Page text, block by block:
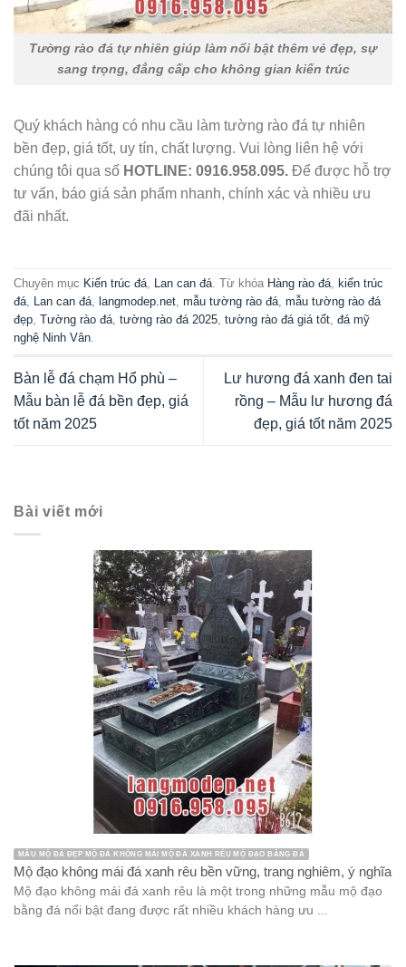
Tường rào đá tự nhiên giúp làm nổi bật thêm vẻ đẹp, sự
sang trọng, đẳng cấp cho không gian kiến trúc
Quý khách hàng có nhu cầu làm tường rào đá tự nhiên
bền đẹp, giá tốt, uy tín, chất lượng. Vui lòng liên hệ với
chúng tôi qua số HOTLINE: 0916.958.095. Để được hỗ trợ
tư vấn, báo giá sản phẩm nhanh, chính xác và nhiều ưu
đãi nhất.
Chuyên mục Kiến trúc đá, Lan can đá. Từ khóa Hàng rào đá, kiến trúc
đá, Lan can đá, langmodep.net, mẫu tường rào đá, mẫu tường rào đá
đẹp, Tường rào đá, tường rào đá 2025, tường rào đá giá tốt, đá mỹ
nghệ Ninh Vân.
Bàn lễ đá chạm Hổ phù –
Mẫu bàn lễ đá bền đẹp, giá
tốt năm 2025
Lư hương đá xanh đen tai
rồng – Mẫu lư hương đá
đẹp, giá tốt năm 2025
Bài viết mới
MẪU MỘ ĐÁ ĐẸP MỘ ĐÁ KHÔNG MÁI MỘ ĐÁ XANH RÊU MỘ ĐẠO BẰNG ĐÁ
Mộ đạo không mái đá xanh rêu bền vững, trang nghiêm, ý nghĩa
Mộ đạo không mái đá xanh rêu là một trong những mẫu mộ đạo
bằng đá nổi bật đang được rất nhiều khách hàng ưu ...